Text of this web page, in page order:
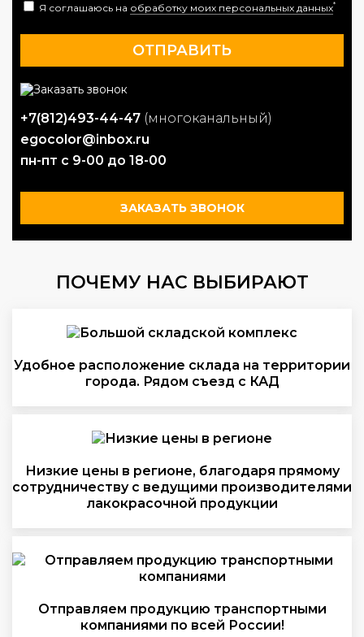
Я соглашаюсь на обработку моих персональных данных*
+7(812)493-44-47 (многоканальный)
egocolor@inbox.ru
пн-пт с 9-00 до 18-00
ЗАКАЗАТЬ ЗВОНОК
ПОЧЕМУ НАС ВЫБИРАЮТ
Удобное расположение склада на территории
города. Рядом съезд с КАД
Низкие цены в регионе, благодаря прямому
сотрудничеству с ведущими производителями
лакокрасочной продукции
Отправляем продукцию транспортными
компаниями по всей России!